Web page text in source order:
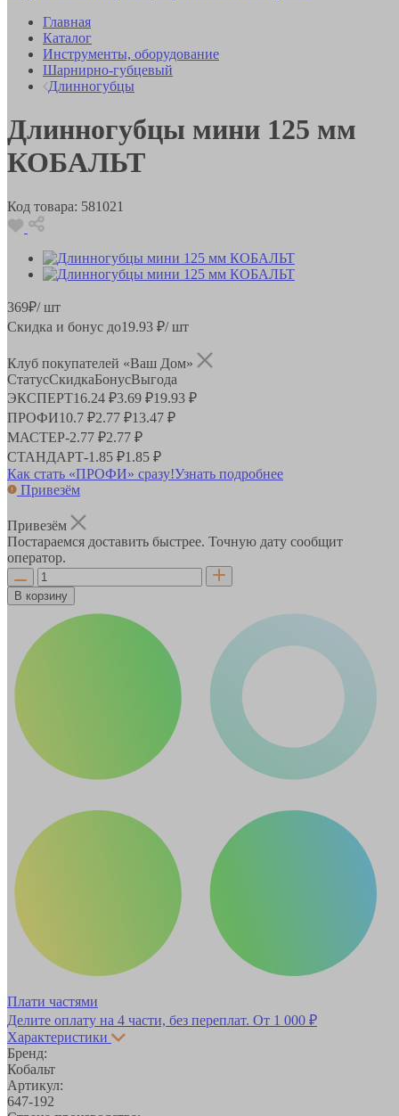
Главная
Каталог
Инструменты, оборудование
Шарнирно-губцевый
Длинногубцы
Длинногубцы мини 125 мм
КОБАЛЬТ
Код товара: 581021
369₽/ шт
Скидка и бонус до19.93 ₽/ шт
Клуб покупателей «Ваш Дом»
СтатусСкидкаБонусВыгода
ЭКСПЕРТ16.24 ₽3.69 ₽19.93 ₽
ПРОФИ10.7 ₽2.77 ₽13.47 ₽
МАСТЕР-2.77 ₽2.77 ₽
СТАНДАРТ-1.85 ₽1.85 ₽
Как стать «ПРОФИ» сразу!Узнать подробнее
Привезём
Привезём
Постараемся доставить быстрее. Точную дату сообщит
оператор.
В корзину
Плати частями
Делите оплату на 4 части, без переплат. От 1 000 ₽
Характеристики
Бренд:
Кобальт
Артикул:
647-192